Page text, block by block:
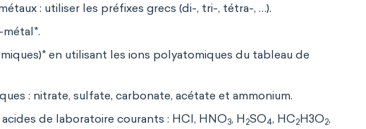
: utiliser les préfixes grecs (di-, tri-, tétra-, …).
en utilisant les ions polyatomiques du tableau de
: nitrate, sulfate, carbonate, acétate et ammonium.
de laboratoire courants : HCl, HNO3, H 2SO4, HC2H3O2,